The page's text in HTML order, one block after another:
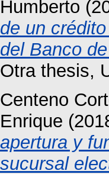
Humberto
de un
del Banco
Otra thesis,
Centeno
Enrique
apertura y
sucursal